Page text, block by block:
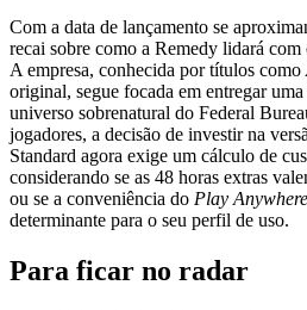
Com a data de lançamento se
recai sobre como a Remedy lidará
A empresa, conhecida por títulos como
original, segue focada em entregar
universo sobrenatural do Federal
jogadores, a decisão de investir na
Standard agora exige um cálculo de
considerando se as 48 horas extras
ou se a conveniência do Play Anywhere
determinante para o seu perfil de uso.
Para ficar no radar